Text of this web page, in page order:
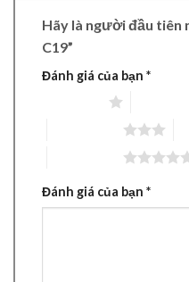
Hãy là người đầu tiên
C19”
Đánh giá của bạn *
Đánh giá của bạn *